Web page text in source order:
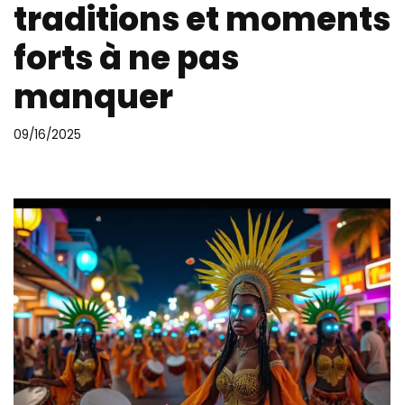
traditions et moments
forts à ne pas
manquer
09/16/2025